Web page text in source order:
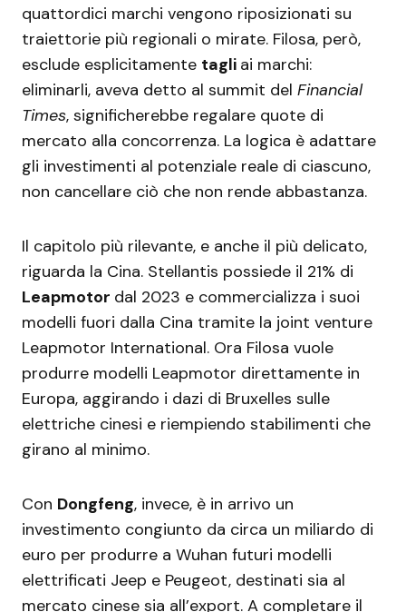
quattordici marchi vengono riposizionati su
traiettorie più regionali o mirate. Filosa, però,
esclude esplicitamente tagli ai marchi:
eliminarli, aveva detto al summit del Financial
Times, significherebbe regalare quote di
mercato alla concorrenza. La logica è adattare
gli investimenti al potenziale reale di ciascuno,
non cancellare ciò che non rende abbastanza.
Il capitolo più rilevante, e anche il più delicato,
riguarda la Cina. Stellantis possiede il 21% di
Leapmotor dal 2023 e commercializza i suoi
modelli fuori dalla Cina tramite la joint venture
Leapmotor International. Ora Filosa vuole
produrre modelli Leapmotor direttamente in
Europa, aggirando i dazi di Bruxelles sulle
elettriche cinesi e riempiendo stabilimenti che
girano al minimo.
Con Dongfeng, invece, è in arrivo un
investimento congiunto da circa un miliardo di
euro per produrre a Wuhan futuri modelli
elettrificati Jeep e Peugeot, destinati sia al
mercato cinese sia all’export. A completare il